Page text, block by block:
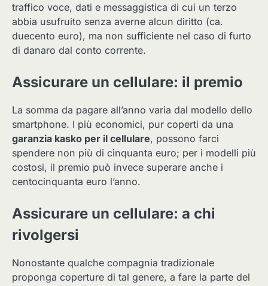
traffico voce, dati e messaggistica di cui un terzo
abbia usufruito senza averne alcun diritto (ca.
duecento euro), ma non sufficiente nel caso di furto
di danaro dal conto corrente.
Assicurare un cellulare: il premio
La somma da pagare all’anno varia dal modello dello
smartphone. I più economici, pur coperti da una
garanzia kasko per il cellulare, possono farci
spendere non più di cinquanta euro; per i modelli più
costosi, il premio può invece superare anche i
centocinquanta euro l’anno.
Assicurare un cellulare: a chi
rivolgersi
Nonostante qualche compagnia tradizionale
proponga coperture di tal genere, a fare la parte del